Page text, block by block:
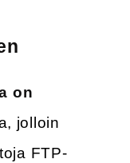
on
jolloin
FTP-